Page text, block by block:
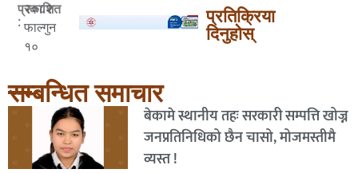
प्रकाशित
:
२०८२
फाल्गुन
१०
प्रतिक्रिया
दिनुहोस्
सम्बन्धित समाचार
बेकामे स्थानीय तहः सरकारी सम्पत्ति खोज्न
जनप्रतिनिधिको छैन चासो, मोजमस्तीमै
व्यस्त !